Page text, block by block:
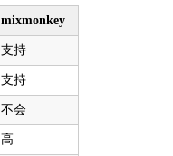
mixmonkey
支持
支持
不会
高